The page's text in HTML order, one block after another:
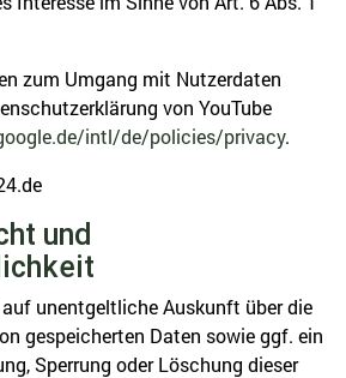
zum Umgang mit Nutzerdaten
von YouTube
intl/de/policies/privacy.
und
unentgeltliche Auskunft über die
gespeicherten Daten sowie ggf. ein
Sperrung oder Löschung dieser